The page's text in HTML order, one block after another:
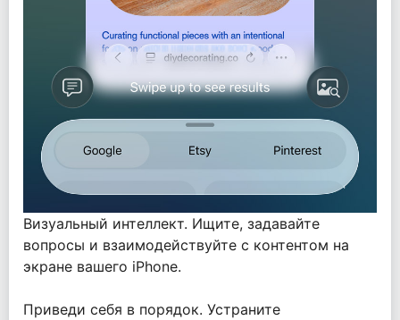
Визуальный интеллект. Ищите, задавайте
вопросы и взаимодействуйте с контентом на
экране вашего iPhone.
Приведи себя в порядок. Устраните